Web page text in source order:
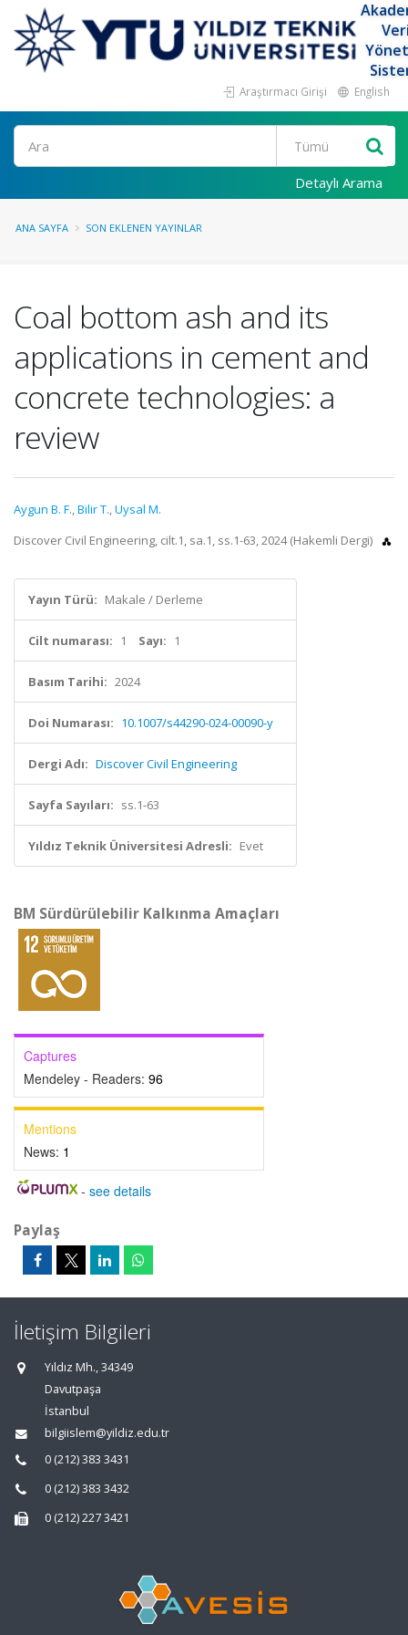
Araştırmacı Girişi English
Ara
Detaylı Arama
ANA SAYFA SON EKLENEN YAYINLAR
Coal bottom ash and its
applications in cement and
concrete technologies: a
review
Aygun B. F.,Bilir T.,Uysal M.
Discover Civil Engineering, cilt.1, sa.1, ss.1-63, 2024 (Hakemli Dergi)
Yayın Türü: Makale / Derleme
Cilt numarası: 1 Sayı: 1
Basım Tarihi: 2024
Doi Numarası: 10.1007/s44290-024-00090-y
Dergi Adı: Discover Civil Engineering
Sayfa Sayıları: ss.1-63
Yıldız Teknik Üniversitesi Adresli: Evet
BM Sürdürülebilir Kalkınma Amaçları
Captures
Mendeley - Readers: 96
Mentions
News: 1
- see details
Paylaş
İletişim Bilgileri
Yıldız Mh., 34349
Davutpaşa
İstanbul
bilgiislem@yildiz.edu.tr
0 (212) 383 3431
0 (212) 383 3432
0 (212) 227 3421